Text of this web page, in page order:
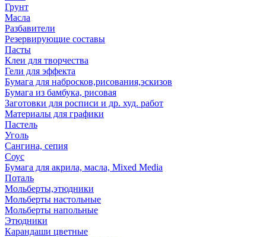
Грунт
Масла
Разбавители
Резервирующие составы
Пасты
Клеи для творчества
Гели для эффекта
Бумага для набросков,рисования,эскизов
Бумага из бамбука, рисовая
Заготовки для росписи и др. худ. работ
Материалы для графики
Пастель
Уголь
Сангина, сепия
Соус
Бумага для акрила, масла, Mixed Media
Поталь
Мольберты,этюдники
Мольберты настольные
Мольберты напольные
Этюдники
Карандаши цветные